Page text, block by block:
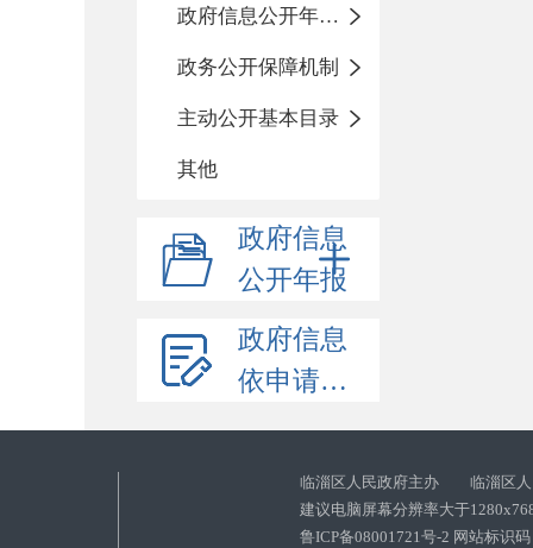
政府信息公开年度报告
政务公开保障机制
主动公开基本目录
其他
政府信息
公开年报
政府信息
依申请公开
临淄区人民政府主办 临淄区人
建议电脑屏幕分辨率大于
鲁ICP备08001721号-2 网站标识